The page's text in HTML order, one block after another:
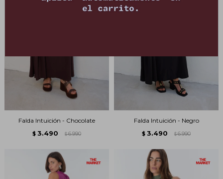
Falda Intuición - Chocolate
$ 3.490 $ 6.990
Falda Intuición - Negro
$ 3.490 $ 6.990